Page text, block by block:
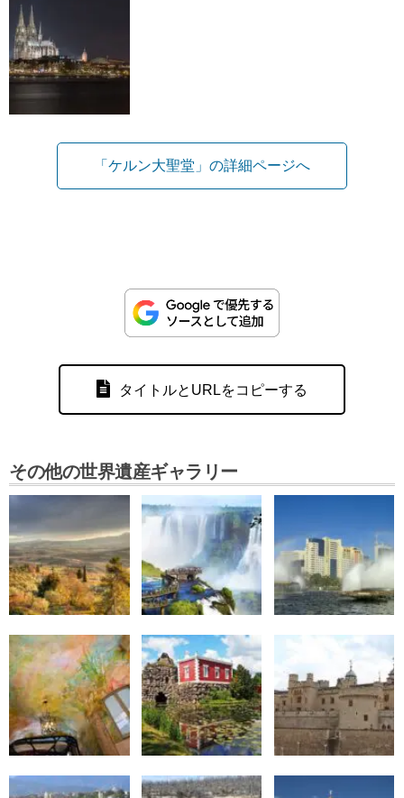
「ケルン大聖堂」の詳細ページへ
タイトルとURLをコピーする
その他の世界遺産ギャラリー